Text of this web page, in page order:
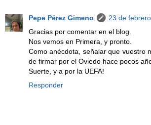
Pepe Pérez Gimeno
23 de
Gracias por comentar en el blog.
Nos vemos en Primera, y pronto.
Como anécdota, señalar que vuestro
de firmar por el Oviedo hace pocos
Suerte, y a por la UEFA!
Responder